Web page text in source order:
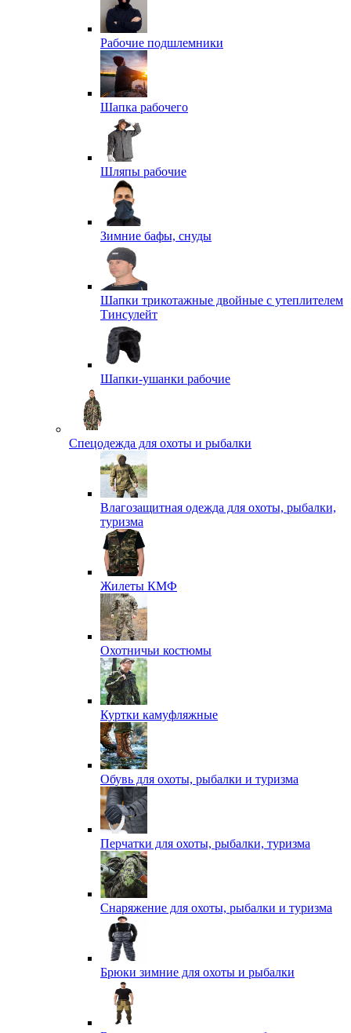
Рабочие подшлемники
Шапка рабочего
Шляпы рабочие
Зимние бафы, снуды
Шапки трикотажные двойные с утеплителем
Тинсулейт
Шапки-ушанки рабочие
Спецодежда для охоты и рыбалки
Влагозащитная одежда для охоты, рыбалки,
туризма
Жилеты КМФ
Охотничьи костюмы
Куртки камуфляжные
Обувь для охоты, рыбалки и туризма
Перчатки для охоты, рыбалки, туризма
Снаряжение для охоты, рыбалки и туризма
Брюки зимние для охоты и рыбалки